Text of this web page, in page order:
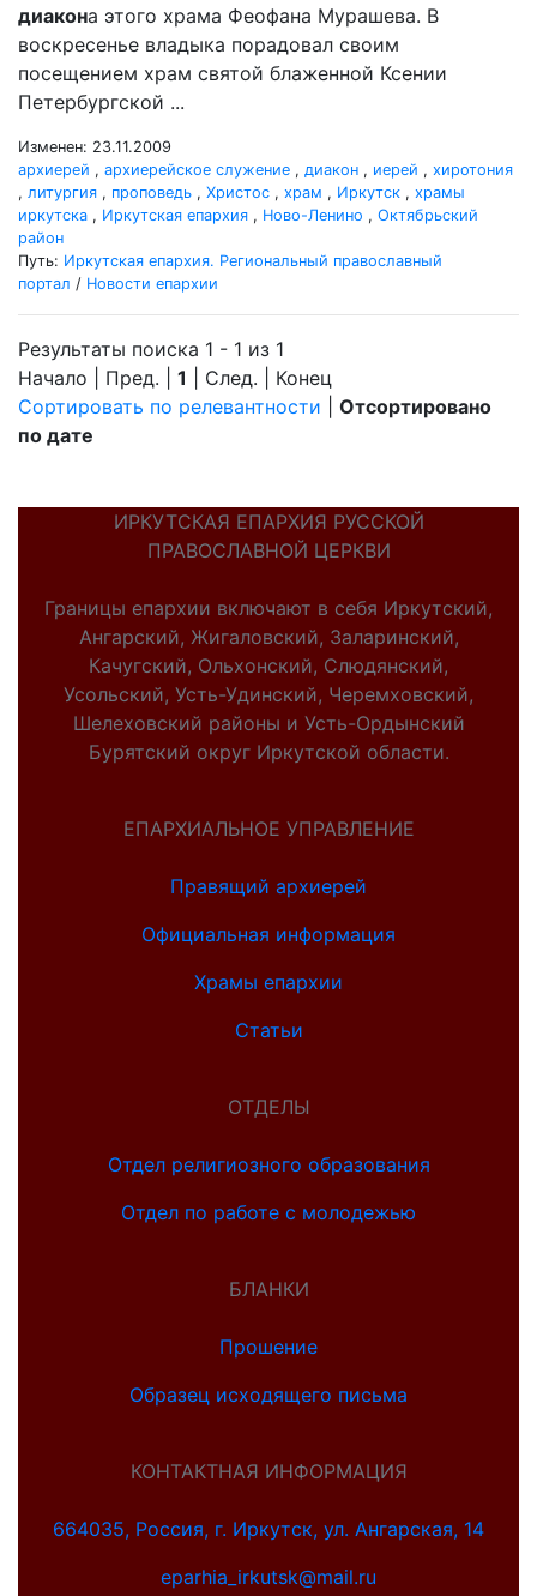
диакона этого храма Феофана Мурашева. В
воскресенье владыка порадовал своим
посещением храм святой блаженной Ксении
Петербургской ...
Изменен: 23.11.2009
архиерей , архиерейское служение , диакон , иерей , хиротония
, литургия , проповедь , Христос , храм , Иркутск , храмы
иркутска , Иркутская епархия , Ново-Ленино , Октябрьский
район
Путь: Иркутская епархия. Региональный православный
портал / Новости епархии
Результаты поиска 1 - 1 из 1
Начало | Пред. | 1 | След. | Конец
Сортировать по релевантности
Отсортировано
по дате
ИРКУТСКАЯ ЕПАРХИЯ РУССКОЙ
ПРАВОСЛАВНОЙ ЦЕРКВИ
Границы епархии включают в себя Иркутский,
Ангарский, Жигаловский, Заларинский,
Качугский, Ольхонский, Слюдянский,
Усольский, Усть-Удинский, Черемховский,
Шелеховский районы и Усть-Ордынский
Бурятский округ Иркутской области.
ЕПАРХИАЛЬНОЕ УПРАВЛЕНИЕ
Правящий архиерей
Официальная информация
Храмы епархии
Статьи
ОТДЕЛЫ
Отдел религиозного образования
Отдел по работе с молодежью
БЛАНКИ
Прошение
Образец исходящего письма
КОНТАКТНАЯ ИНФОРМАЦИЯ
664035, Россия, г. Иркутск, ул. Ангарская, 14
eparhia_irkutsk@mail.ru